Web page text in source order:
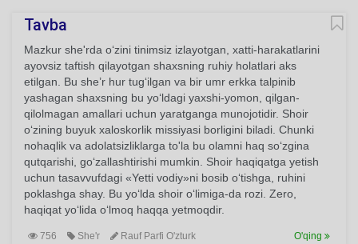
Tavba
Mazkur she'rda o‘zini tinimsiz izlayotgan, xatti-harakatlarini
ayovsiz taftish qilayotgan shaxsning ruhiy holatlari aks
etilgan. Bu she’r hur tug‘ilgan va bir umr erkka talpinib
yashagan shaxsning bu yo‘ldagi yaxshi-yomon, qilgan-
qilolmagan amallari uchun yaratganga munojotidir. Shoir
o‘zining buyuk xaloskorlik missiyasi borligini biladi. Chunki
nohaqlik va adolatsizliklarga to'la bu olamni haq so‘zgina
qutqarishi, go‘zallashtirishi mumkin. Shoir haqiqatga yetish
uchun tasavvufdagi «Yetti vodiy»ni bosib o‘tishga, ruhini
poklashga shay. Bu yo‘lda shoir o‘limiga-da rozi. Zero,
haqiqat yo‘lida o‘lmoq haqqa yetmoqdir.
756 She'r Rauf Parfi O'zturk O'qing